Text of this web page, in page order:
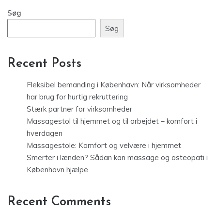
Søg
Søg
Recent Posts
Fleksibel bemanding i København: Når virksomheder
har brug for hurtig rekruttering
Stærk partner for virksomheder
Massagestol til hjemmet og til arbejdet – komfort i
hverdagen
Massagestole: Komfort og velvære i hjemmet
Smerter i lænden? Sådan kan massage og osteopati i
København hjælpe
Recent Comments